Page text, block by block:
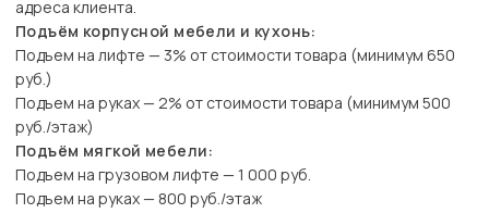
адреса клиента.
Подъём корпусной мебели и кухонь:
Подъем на лифте — 3% от стоимости товара (минимум 650
руб.)
Подъем на руках — 2% от стоимости товара (минимум 500
руб./этаж)
Подъём мягкой мебели:
Подъем на грузовом лифте — 1 000 руб.
Подъем на руках — 800 руб./этаж